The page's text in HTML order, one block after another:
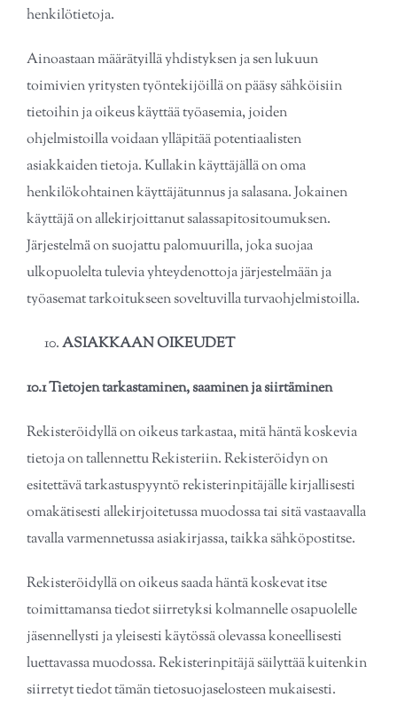
henkilötietoja.
Ainoastaan määrätyillä yhdistyksen ja sen lukuun
toimivien yritysten työntekijöillä on pääsy sähköisiin
tietoihin ja oikeus käyttää työasemia, joiden
ohjelmistoilla voidaan ylläpitää potentiaalisten
asiakkaiden tietoja. Kullakin käyttäjällä on oma
henkilökohtainen käyttäjätunnus ja salasana. Jokainen
käyttäjä̈ on allekirjoittanut salassapitositoumuksen.
Järjestelmä̈ on suojattu palomuurilla, joka suojaa
ulkopuolelta tulevia yhteydenottoja järjestelmään ja
työasemat tarkoitukseen soveltuvilla turvaohjelmistoilla.
ASIAKKAAN OIKEUDET
10.1 Tietojen tarkastaminen, saaminen ja siirtäminen
Rekisteröidyllä on oikeus tarkastaa, mitä häntä koskevia
tietoja on tallennettu Rekisteriin. Rekisteröidyn on
esitettävä tarkastuspyyntö rekisterinpitäjälle kirjallisesti
omakätisesti allekirjoitetussa muodossa tai sitä vastaavalla
tavalla varmennetussa asiakirjassa, taikka sähköpostitse.
Rekisteröidyllä on oikeus saada häntä koskevat itse
toimittamansa tiedot siirretyksi kolmannelle osapuolelle
jäsennellysti ja yleisesti käytössä olevassa koneellisesti
luettavassa muodossa. Rekisterinpitäjä säilyttää kuitenkin
siirretyt tiedot tämän tietosuojaselosteen mukaisesti.